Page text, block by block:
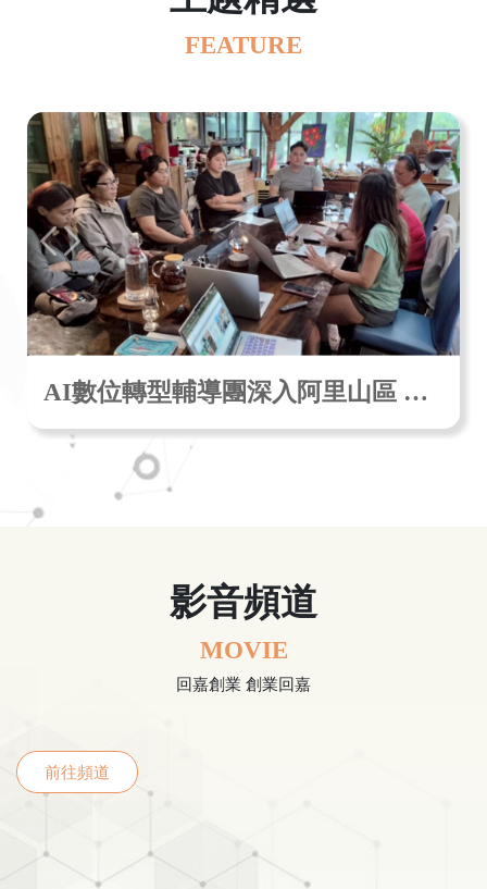
FEATURE
AI數位轉型輔導團深入阿里山區 茶農、民宿搭AI列車
影音頻道
MOVIE
回嘉創業 創業回嘉
前往頻道